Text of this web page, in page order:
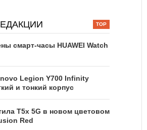
смарт-часы HUAWEI Watch
Legion Y700 Infinity
и тонкий корпус
T5x 5G в новом цветовом
Red